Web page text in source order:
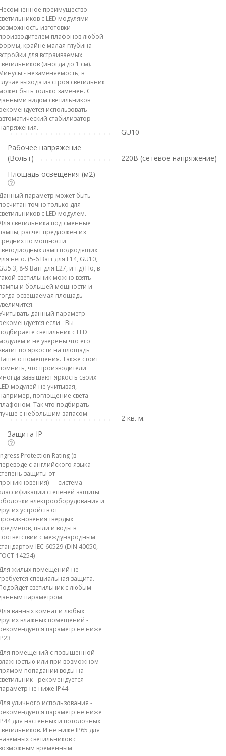
преимущество
с LED модулями -
изготовки
плафонов любой
крайне малая глубина
для встраиваемых
(иногда до 1 см).
- незаменяемость, в
выхода из строя светильник
быть только заменен. С
видом светильников
использовать
стабилизатор
GU10
Рабочее напряжение
(Вольт)
220В (сетевое напряжение)
Площадь освещения (м2)
параметр может быть
точно только для
с LED модулем.
светильника под сменные
расчет предложен из
по мощности
ламп подходящих
него. (5-6 Ватт для E14, GU10,
8-9 Ватт для E27, и т.д) Но, в
светильник можно взять
и большей мощности и
освещаемая площадь
данный параметр
если - Вы
светильник с LED
и не уверены что его
по яркости на площадь
помещения. Также стоит
что производители
завышают яркость своих
модулей не учитывая,
поглощение света
Так что подбирать
с небольшим запасом.
2 кв. м.
Защита IP
Protection Rating (в
с английского языка —
защиты от
— система
степеней защиты
электрооборудования и
устройств от
твёрдых
пыли и воды в
с международным
IEC 60529 (DIN 40050,
14254)
жилых помещений не
специальная защита.
светильник с любым
параметром.
ванных комнат и любых
влажных помещений -
параметр не ниже
помещений с повышенной
или при возможном
попадании воды на
- рекомендуется
не ниже IP44
уличного использования -
параметр не ниже
для настенных и потолочных
И не ниже IP65 для
светильников с
временным